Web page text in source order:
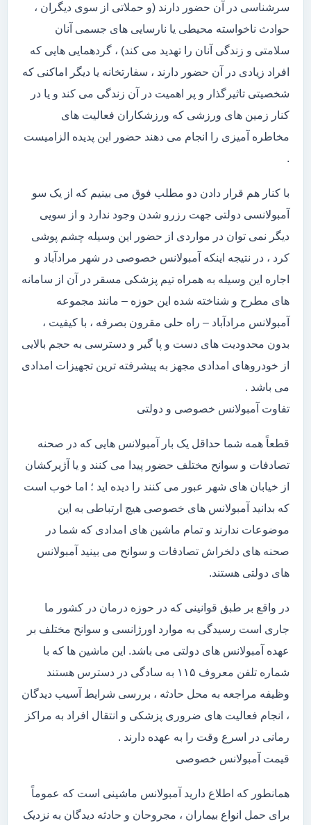
سرشناسی در آن حضور دارند (و حملاتی از سوی دیگران ،
حوادث ناخواسته محیطی یا نارسایی های جسمی آنان
سلامتی و زندگی آنان را تهدید می کند) ، گردهمایی هایی که
افراد زیادی در آن حضور دارند ، سفارتخانه یا دیگر اماکنی که
شخصیتی تاثیرگذار و پر اهمیت در آن زندگی می کند و یا در
کنار زمین های ورزشی که ورزشکاران فعالیت های
مخاطره آمیزی را انجام می دهند حضور این پدیده الزامیست
.
با کنار هم قرار دادن دو مطلب فوق می بینیم که از یک سو
آمبولانسی دولتی جهت رزرو شدن وجود ندارد و از سویی
دیگر نمی توان در مواردی از حضور این وسیله چشم پوشی
کرد ، در نتیجه اینکه آمبولانس خصوصی در شهر مرادآباد و
اجاره این وسیله به همراه تیم پزشکی مسقر در آن از سامانه
های مطرح و شناخته شده این حوزه – مانند مجموعه
آمبولانس مرادآباد – راه حلی مقرون بصرفه ، با کیفیت ،
بدون محدودیت های دست و پا گیر و دسترسی به حجم بالایی
از خودروهای امدادی مجهز به پیشرفته ترین تجهیزات امدادی
می باشد .
تفاوت آمبولانس خصوصی و دولتی
قطعاً همه شما حداقل یک بار آمبولانس هایی که در صحنه
تصادفات و سوانح مختلف حضور پیدا می کنند و یا آژیرکشان
از خیابان های شهر عبور می کنند را دیده اید ؛ اما خوب است
که بدانید آمبولانس های خصوصی هیچ ارتباطی به این
موضوعات ندارند و تمام ماشین های امدادی که شما در
صحنه های دلخراش تصادفات و سوانح می بینید آمبولانس
های دولتی هستند.
در واقع بر طبق قوانینی که در حوزه درمان در کشور ما
جاری است رسیدگی به موارد اورژانسی و سوانح مختلف بر
عهده آمبولانس های دولتی می باشد. این ماشین ها که با
شماره تلفن معروف ۱۱۵ به سادگی در دسترس هستند
وظیفه مراجعه به محل حادثه ، بررسی شرایط آسیب دیدگان
، انجام فعالیت های ضروری پزشکی و انتقال افراد به مراکز
رمانی در اسرع وقت را به عهده دارند .
قیمت آمبولانس خصوصی
همانطور که اطلاع دارید آمبولانس ماشینی است که عموماً
برای حمل انواع بیماران ، مجروحان و حادثه دیدگان به نزدیک